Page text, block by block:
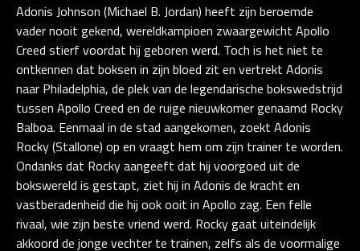
Adonis Johnson (Michael B. Jordan) heeft zijn beroemde
vader nooit gekend, wereldkampioen zwaargewicht Apollo
Creed stierf voordat hij geboren werd. Toch is het niet te
ontkennen dat boksen in zijn bloed zit en vertrekt Adonis
naar Philadelphia, de plek van de legendarische bokswedstrijd
tussen Apollo Creed en de ruige nieuwkomer genaamd Rocky
Balboa. Eenmaal in de stad aangekomen, zoekt Adonis
Rocky (Stallone) op en vraagt hem om zijn trainer te worden.
Ondanks dat Rocky aangeeft dat hij voorgoed uit de
bokswereld is gestapt, ziet hij in Adonis de kracht en
vastberadenheid die hij ook ooit in Apollo zag. Een felle
rivaal, wie zijn beste vriend werd. Rocky gaat uiteindelijk
akkoord de jonge vechter te trainen, zelfs als de voormalige